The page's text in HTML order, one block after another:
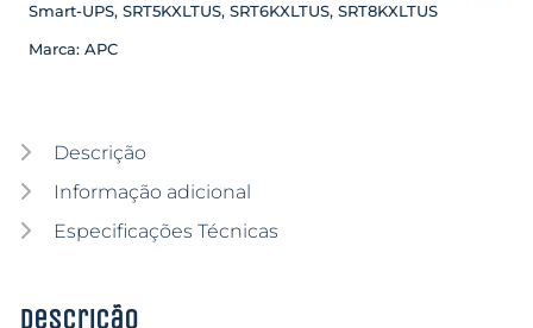
Smart-UPS, SRT5KXLTUS, SRT6KXLTUS, SRT8KXLTUS
Marca: APC
Descrição
Informação adicional
Especificações Técnicas
Descrição